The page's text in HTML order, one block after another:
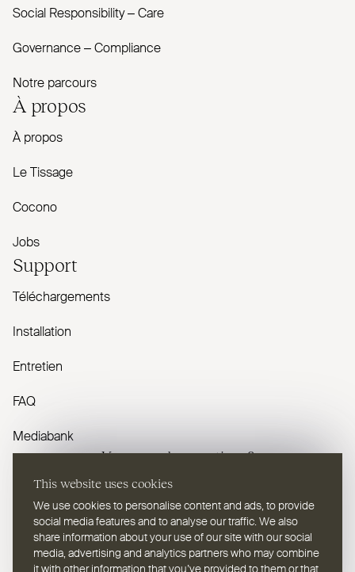
This website uses cookies
We use cookies to personalise content and ads, to provide
social media features and to analyse our traffic. We also
share information about your use of our site with our social
media, advertising and analytics partners who may combine
Social Responsibility – Care
Governance – Com­pliance
Notre parcours
À propos
À propos
Le Tissage
Cocono
Jobs
Support
Téléchargements
Installation
Entretien
FAQ
Mediabank
Vous avez des questions ?